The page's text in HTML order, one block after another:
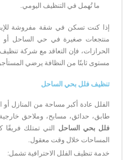
ما تُهمل في التنظيف اليومي.
إذا كنت تسكن في شقة مفروشة
منتجعات صغيرة في حي الساحل أو
الحرازات، فإن التعاقد مع شركة
مستوى ثابتًا من النظافة يرضي
تنظيف فلل بحي الساحل
الفلل عادة أكبر مساحة من المنازل
طابق، حدائق، مسابح، وملاحق
فلل بحي الساحل التي تمتلك
المساحات خلال وقت معقول.
خدمة تنظيف الفلل الاحترافية تشمل: